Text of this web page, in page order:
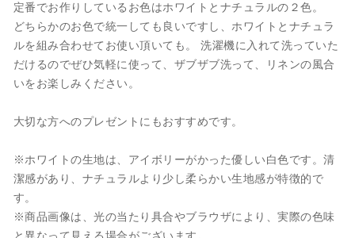
定番でお作りしているお色はホワイトとナチュラルの２色。
どちらかのお色で統一しても良いですし、ホワイトとナチュラ
ルを組み合わせてお使い頂いても。 洗濯機に入れて洗っていた
だけるのでぜひ気軽に使って、ザブザブ洗って、リネンの風合
いをお楽しみください。
大切な方へのプレゼントにもおすすめです。
※ホワイトの生地は、アイボリーがかった優しい白色です。清
潔感があり、ナチュラルより少し柔らかい生地感が特徴的で
す。
※商品画像は、光の当たり具合やブラウザにより、実際の色味